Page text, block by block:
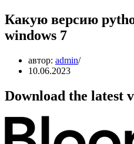
Какую версию
windows 7
автор: admin
10.06.2023
Download the latest